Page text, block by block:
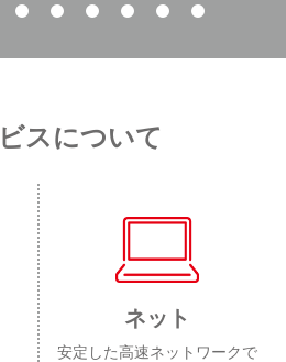
スについて
ネット
安定した高速ネットワークで